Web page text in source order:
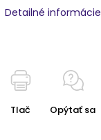
Detailné informácie
Tlač Opýtať sa